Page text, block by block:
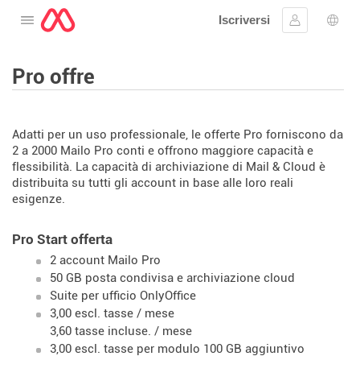
Aprire il menu
Iscriversi
Collegarsi
Pro offre
Adatti per un uso professionale, le offerte Pro forniscono da
2 a 2000 Mailo Pro conti e offrono maggiore capacità e
flessibilità. La capacità di archiviazione di Mail & Cloud è
distribuita su tutti gli account in base alle loro reali
esigenze.
Pro Start offerta
2 account Mailo Pro
50 GB posta condivisa e archiviazione cloud
Suite per ufficio OnlyOffice
3,00 escl. tasse / mese
3,60 tasse incluse. / mese
3,00 escl. tasse per modulo 100 GB aggiuntivo